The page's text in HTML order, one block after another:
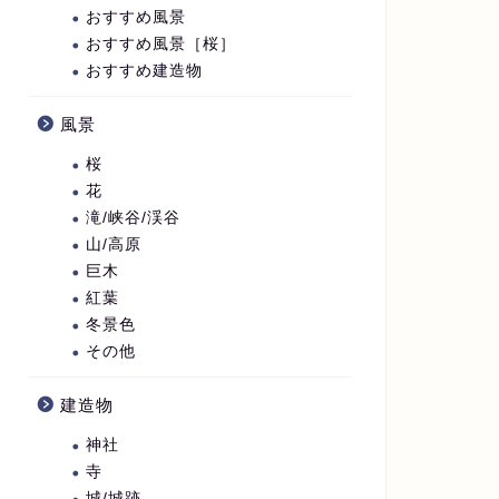
おすすめ風景
おすすめ風景［桜］
おすすめ建造物
風景
桜
花
滝/峡谷/渓谷
山/高原
巨木
紅葉
冬景色
その他
建造物
神社
寺